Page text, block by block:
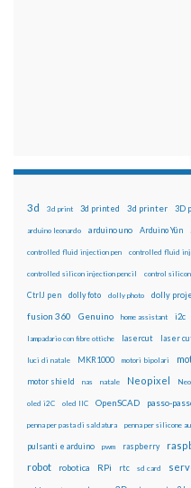
3d 3d print 3d printed 3d printer 3D
arduino leonardo arduino uno Arduino Yún
controlled fluid injection pen controlled fluid
controlled silicon injection pencil control
CtrlJ pen dolly foto dolly photo dolly
fusion 360 Genuino home assistant i2c
lampadario con fibre ottiche lasercut laser
luci di natale MKR1000 motori bipolari
motor shield nas natale Neopixel
oled i2C oled IIC OpenSCAD passo-
penna per pasta di saldatura penna per silicone
pulsanti e arduino pwm raspberry
robot robotica RPi rtc sd card